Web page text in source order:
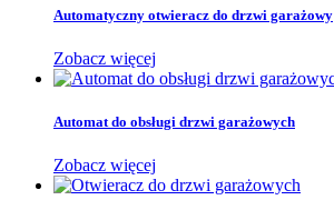
Automatyczny otwieracz do drzwi garażowy
Zobacz więcej
Automat do obsługi drzwi garażowych
Zobacz więcej